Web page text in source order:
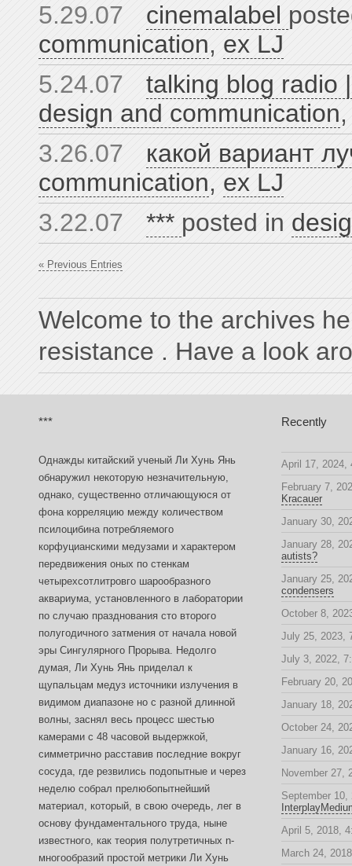
5.29.07
cinemalabel
communication, ex LJ
5.24.07
talking blog radio
design and communication
3.26.07
какой вариант
communication, ex LJ
3.22.07
*** posted in
« Previous Entries
Welcome to the archives
resistance . Have a look
***
Однажды китайский ученый Ли Хунь Янь
обнаружил некоторую незначительную,
однако, существенно отличающуюся от
фона корреляцию между количеством
псилоцибина потребляемого
корфуцианскими медузами и характером
передвижения оных по стенкам
четырехсотлитровго шарообразного
аквариума, установленного в лаборатории
по случаю празднования сто второго
полугодичного затмения от начала новой
эры Сингулярного Прорыва. Недолго
думая, Ли Хунь Янь приделал к
щупальцам медуз источники излучения в
видимом диапазоне но с разной длинной
волны, заснял весь процесс шестью
камерами с 48 часовой выдержкой,
симметрично расставив последние вокруг
сосуда, где резвились подопытные и через
неделю собрал прелюбопытнейший
материал, который, в свою очередь, лег в
основу фундаментального труда, ныне
известного, как теория полутретичных n-
многообразий простой метрики Ли Хунь
Recently
April 17, 2024,
February 7,
Kracauer
January 30,
January 28,
autists?
January 25,
condensers
October 8,
July 25, 2023,
July 3, 2022,
February 20,
January 18,
October 24,
January 16,
November 27,
September 10,
April 5, 2018,
March 24,